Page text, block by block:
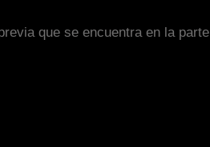
que se encuentra en la parte